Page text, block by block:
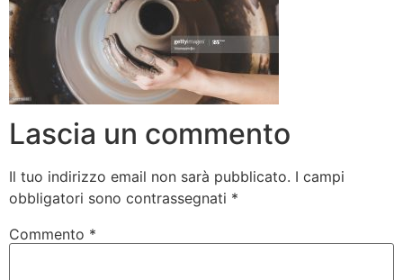
Lascia un commento
Il tuo indirizzo email non sarà pubblicato. I campi
obbligatori sono contrassegnati *
Commento *